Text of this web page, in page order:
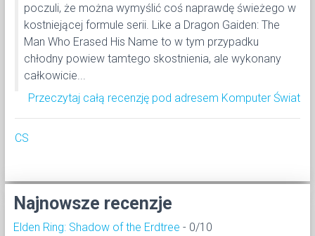
poczuli, że można wymyślić coś naprawdę świeżego w
kostniejącej formule serii. Like a Dragon Gaiden: The
Man Who Erased His Name to w tym przypadku
chłodny powiew tamtego skostnienia, ale wykonany
całkowicie...
Przeczytaj całą recenzję pod adresem Komputer Świat
CS
Najnowsze recenzje
Elden Ring: Shadow of the Erdtree - 0/10